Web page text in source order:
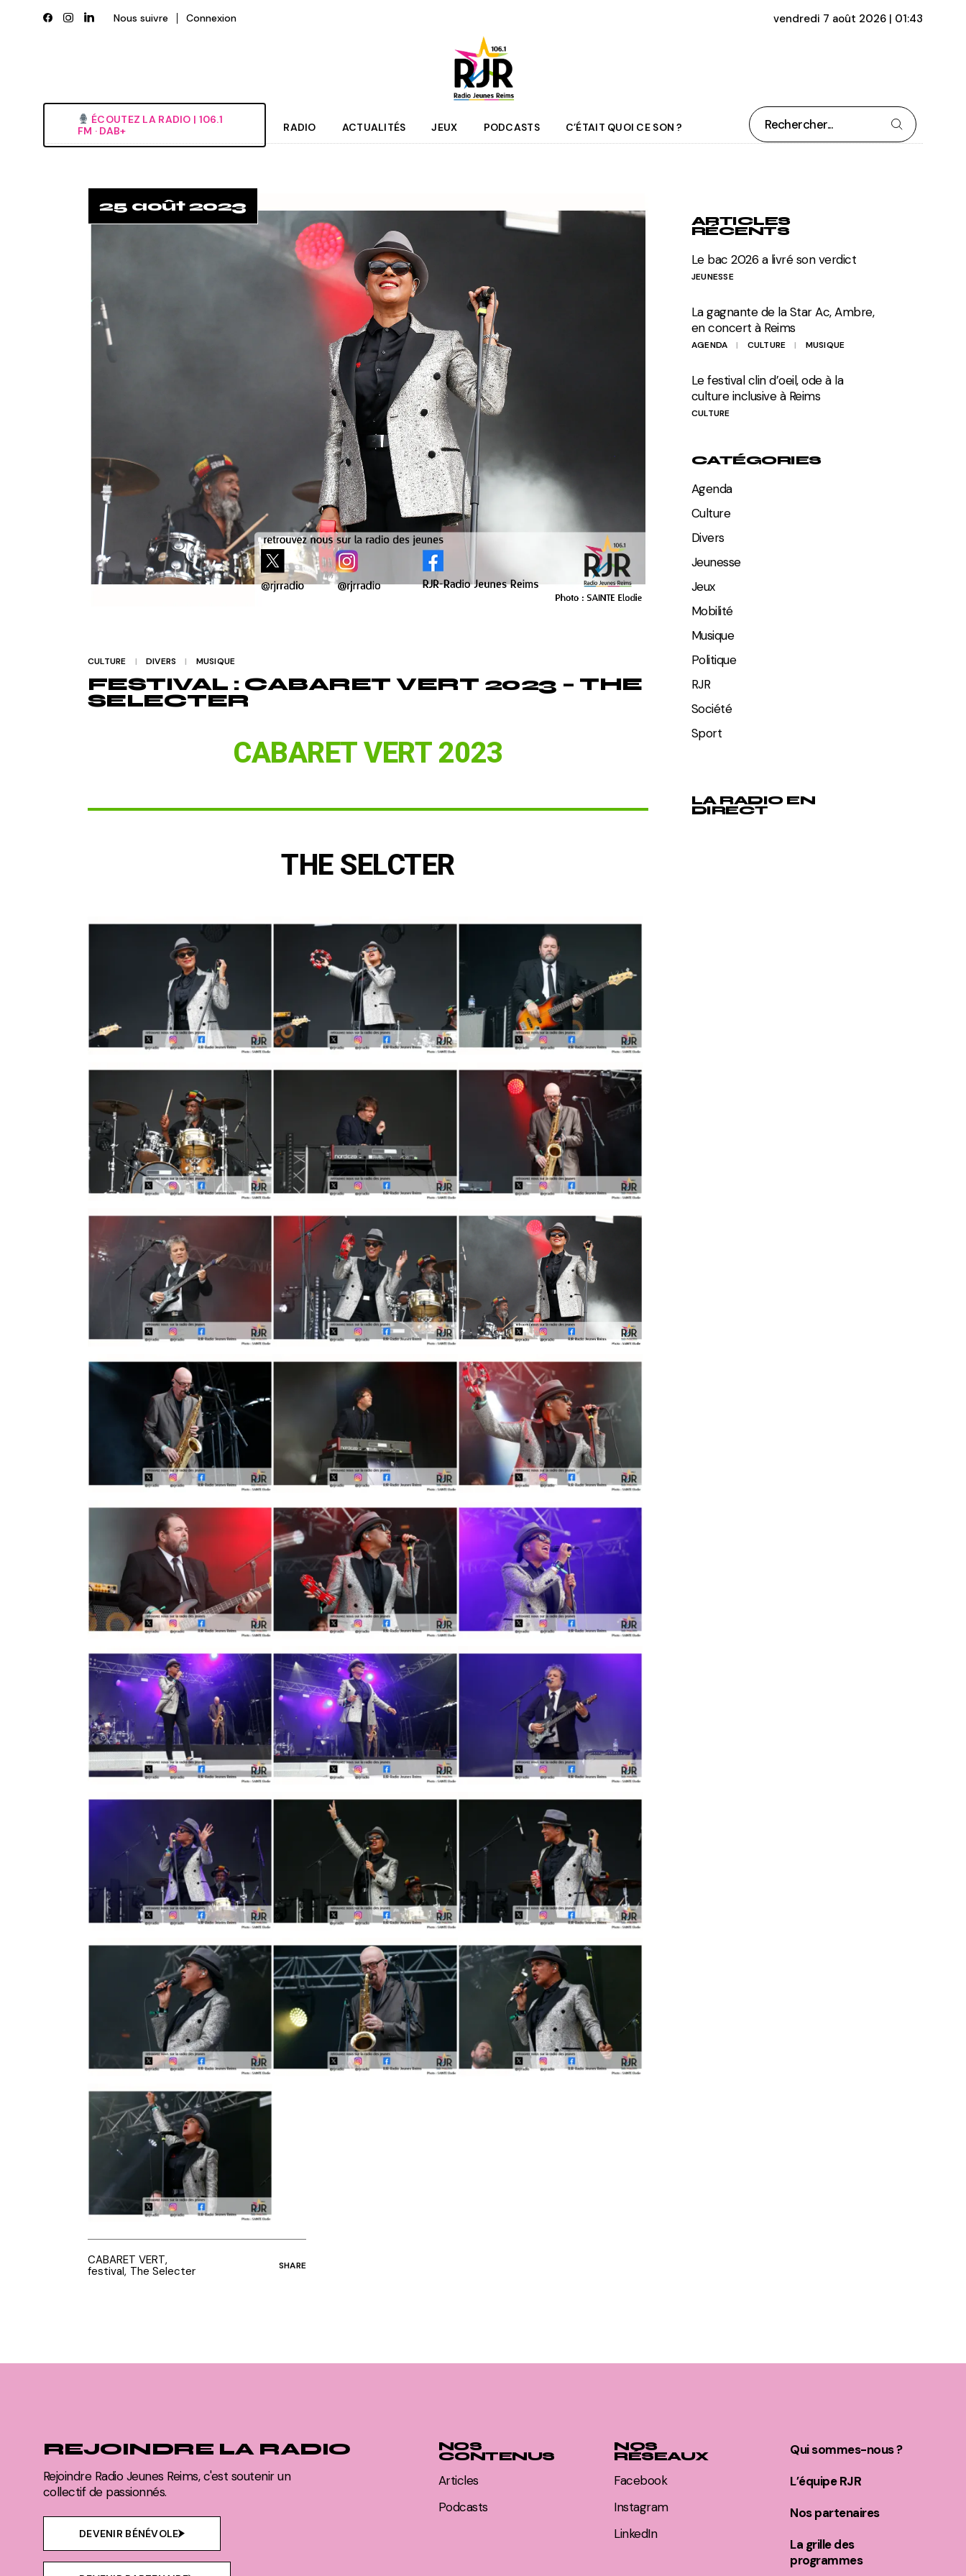
Nous suivre Connexion vendredi 7 août 2026 | 01:43
ÉCOUTEZ LA RADIO‎ | ‎106.1
FM · DAB+
RADIO
L’équipe RJR
Devenir bénévole
Nous écouter
ACTUALITÉS
Sport
Mobilité
Jeunesse
Divers
JEUX PODCASTS C’ÉTAIT QUOI CE SON ?
25 août 2023
CULTURE DIVERS MUSIQUE
FESTIVAL : CABARET VERT 2023 – THE
SELECTER
CABARET VERT 2023
THE SELCTER
CABARET VERT
festival The Selecter SHARE
ARTICLES
RÉCENTS
Le bac 2026 a livré son verdict
JEUNESSE
La gagnante de la Star Ac, Ambre,
en concert à Reims
AGENDA CULTURE MUSIQUE
Le festival clin d’oeil, ode à la
culture inclusive à Reims
CULTURE
CATÉGORIES
Agenda
Culture
Divers
Jeunesse
Jeux
Mobilité
Musique
Politique
RJR
Société
Sport
LA RADIO EN
DIRECT
REJOINDRE LA RADIO
Rejoindre Radio Jeunes Reims, c'est soutenir un
collectif de passionnés.
DEVENIR BÉNÉVOLE
NOS
CONTENUS
Articles
Podcasts
NOS
RÉSEAUX
Facebook
Instagram
LinkedIn
Qui sommes-nous ?
L’équipe RJR
Nos partenaires
La grille des
programmes